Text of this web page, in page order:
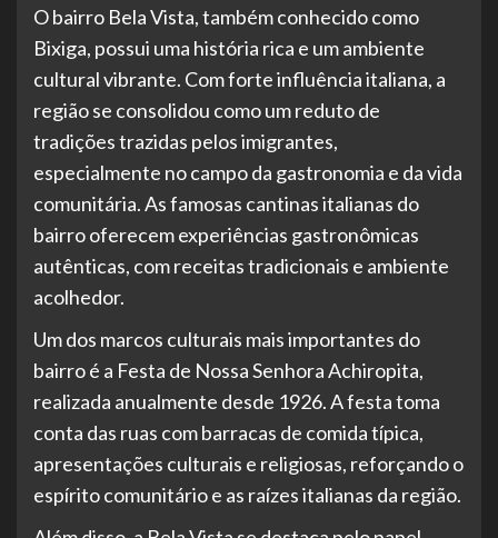
O bairro Bela Vista, também conhecido como
Bixiga, possui uma história rica e um ambiente
cultural vibrante. Com forte influência italiana, a
região se consolidou como um reduto de
tradições trazidas pelos imigrantes,
especialmente no campo da gastronomia e da vida
comunitária. As famosas cantinas italianas do
bairro oferecem experiências gastronômicas
autênticas, com receitas tradicionais e ambiente
acolhedor.
Um dos marcos culturais mais importantes do
bairro é a Festa de Nossa Senhora Achiropita,
realizada anualmente desde 1926. A festa toma
conta das ruas com barracas de comida típica,
apresentações culturais e religiosas, reforçando o
espírito comunitário e as raízes italianas da região.